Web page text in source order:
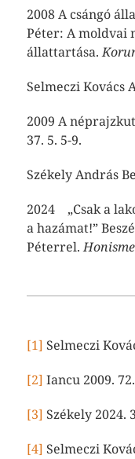
2008 A csángó
Péter: A moldvai
állattartása.
Selmeczi Kovács
2009 A
37. 5. 5-9.
Székely András
2024 „Csak a
a hazámat!”
Péterrel.
[1] Selmeczi
[2] Iancu 2009. 72.
[3] Székely 2024.
[4] Selmeczi